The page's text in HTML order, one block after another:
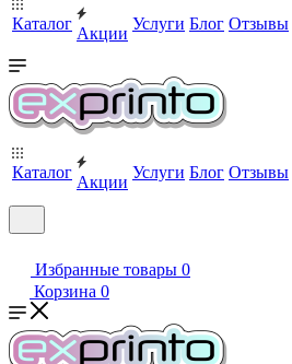
Каталог
Акции
Услуги Блог Отзывы
Каталог
Акции
Услуги Блог Отзывы
Избранные товары 0
Корзина 0